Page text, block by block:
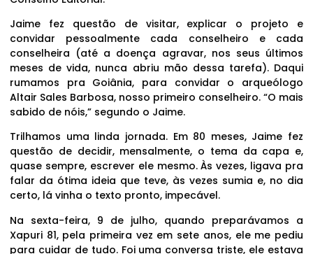
Jaime fez questão de visitar, explicar o projeto e
convidar pessoalmente cada conselheiro e cada
conselheira (até a doença agravar, nos seus últimos
meses de vida, nunca abriu mão dessa tarefa). Daqui
rumamos pra Goiânia, para convidar o arqueólogo
Altair Sales Barbosa, nosso primeiro conselheiro. “O mais
sabido de nóis,” segundo o Jaime.
Trilhamos uma linda jornada. Em 80 meses, Jaime fez
questão de decidir, mensalmente, o tema da capa e,
quase sempre, escrever ele mesmo. Às vezes, ligava pra
falar da ótima ideia que teve, às vezes sumia e, no dia
certo, lá vinha o texto pronto, impecável.
Na sexta-feira, 9 de julho, quando preparávamos a
Xapuri 81, pela primeira vez em sete anos, ele me pediu
para cuidar de tudo. Foi uma conversa triste, ele estava